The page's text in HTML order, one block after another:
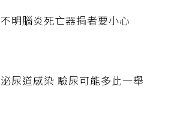
不明腦炎死亡器捐者要小心
泌尿道感染 驗尿可能多此一舉